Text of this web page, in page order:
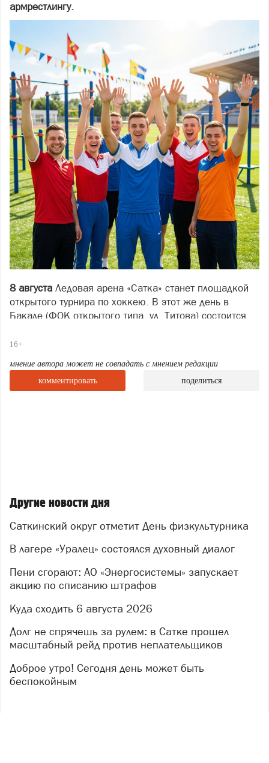
армрестлингу.
8 августаЛедовая арена «Сатка» станет площадкой
открытого турнира по хоккею. В этот же день в
Бакале (ФОК открытого типа, ул. Титова) состоится
10 августа
станут главными героями Дня открытых дверей в
Спортивной школе им. В.И. Гундарцева.
16+
мнение автора может не совпадать с мнением редакции
комментировать
поделиться
Другие новости дня
Саткинский округ отметит День физкультурника
В лагере «Уралец» состоялся духовный диалог
Пени сгорают: АО «Энергосистемы» запускает
акцию по списанию штрафов
Куда сходить 6 августа 2026
Долг не спрячешь за рулем: в Сатке прошел
масштабный рейд против неплательщиков
Доброе утро! Сегодня день может быть
беспокойным